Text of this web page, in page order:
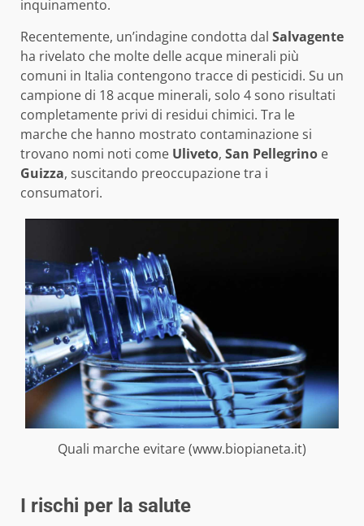
inquinamento.
Recentemente, un’indagine condotta dal Salvagente
ha rivelato che molte delle acque minerali più
comuni in Italia contengono tracce di pesticidi. Su un
campione di 18 acque minerali, solo 4 sono risultati
completamente privi di residui chimici. Tra le
marche che hanno mostrato contaminazione si
trovano nomi noti come Uliveto, San Pellegrino e
Guizza, suscitando preoccupazione tra i
consumatori.
Quali marche evitare (www.biopianeta.it)
I rischi per la salute